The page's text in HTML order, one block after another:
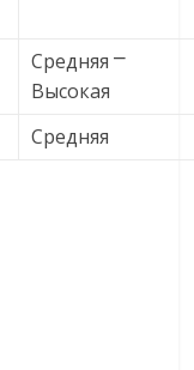
Средняя ⎻
Высокая
Средняя